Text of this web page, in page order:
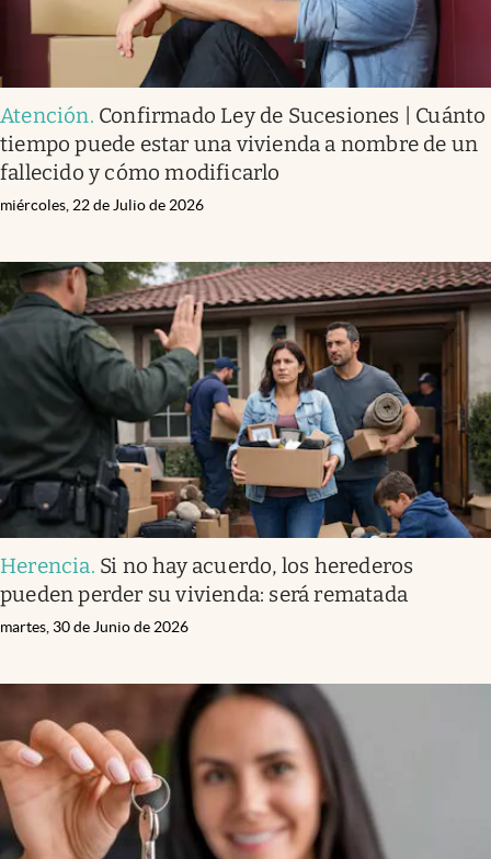
Atención. Confirmado Ley de Sucesiones | Cuánto
tiempo puede estar una vivienda a nombre de un
fallecido y cómo modificarlo
miércoles, 22 de Julio de 2026
Herencia. Si no hay acuerdo, los herederos
pueden perder su vivienda: será rematada
martes, 30 de Junio de 2026